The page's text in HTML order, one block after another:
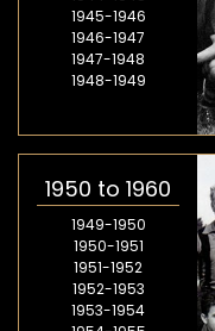
1945-1946
1946-1947
1947-1948
1948-1949
1950 to 1960
1949-1950
1950-1951
1951-1952
1952-1953
1953-1954